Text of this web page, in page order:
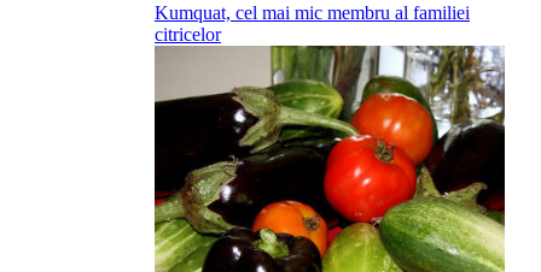
Kumquat, cel mai mic membru al familiei
citricelor